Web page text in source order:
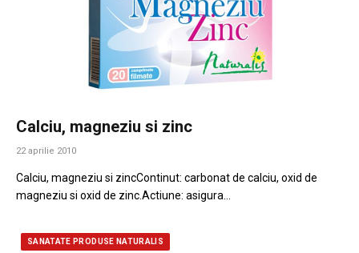
Calciu, magneziu si zinc
22 aprilie 2010
Calciu, magneziu si zincContinut: carbonat de calciu, oxid de
magneziu si oxid de zinc.Actiune: asigura…
SANATATE PRODUSE NATURALIS